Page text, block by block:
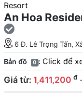
Resort
An Hoa
6 Đ. Lê Trọng Tấn,
Bản đồ 0 : Click để
Giá từ: 1,411,200 đ